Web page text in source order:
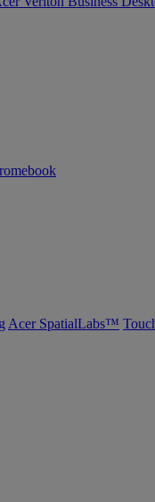
Acer SpatialLabs™